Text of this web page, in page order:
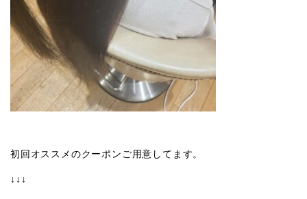
初回オススメのクーポンご用意してます。
↓↓↓